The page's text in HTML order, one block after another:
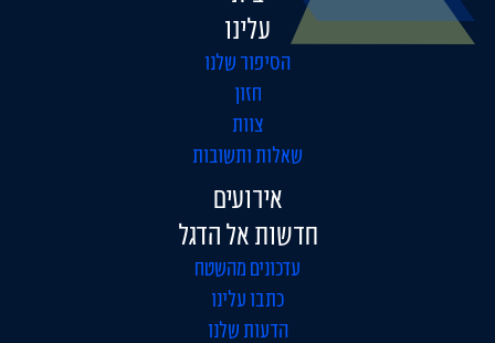
עלינו
הסיפור שלנו
חזון
צוות
שאלות ותשובות
אירועים
חדשות אל הדגל
עדכונים מהשטח
כתבו עלינו
הדעות שלנו